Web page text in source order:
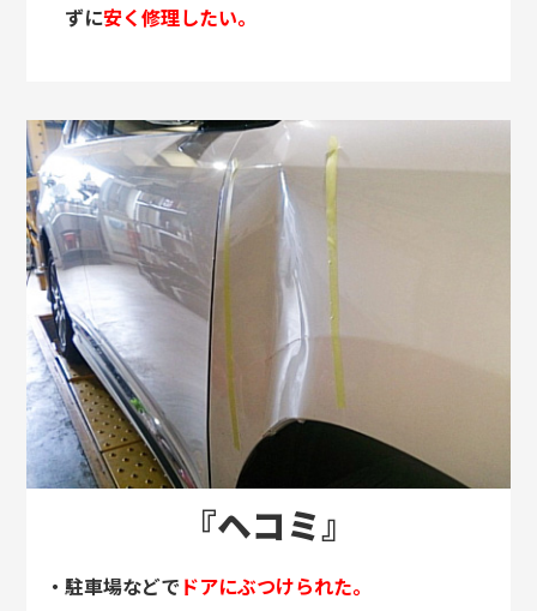
ずに安く修理したい。
『ヘコミ』
・駐車場などで ドアにぶつけられた。